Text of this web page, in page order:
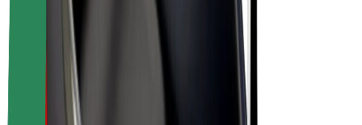
Corriere
Ricavi corriere
Esercenti Bolt Food
Flotte